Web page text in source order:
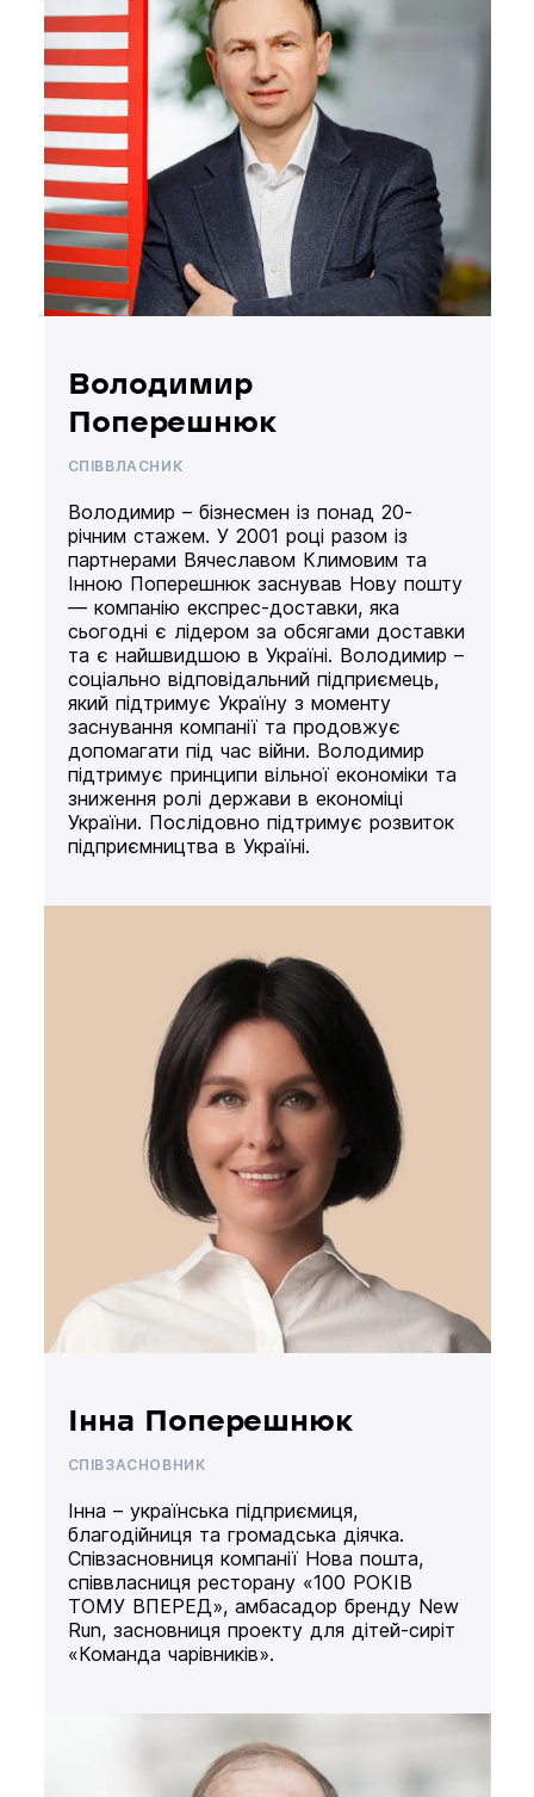
Володимир
Поперешнюк
СПІВВЛАСНИК
Володимир – бізнесмен із понад 20-
річним стажем. У 2001 році разом із
партнерами Вячеславом Климовим та
Інною Поперешнюк заснував Нову пошту
— компанію експрес-доставки, яка
сьогодні є лідером за обсягами доставки
та є найшвидшою в Україні. Володимир –
соціально відповідальний підприємець,
який підтримує Україну з моменту
заснування компанії та продовжує
допомагати під час війни. Володимир
підтримує принципи вільної економіки та
зниження ролі держави в економіці
України. Послідовно підтримує розвиток
підприємництва в Україні.
Інна Поперешнюк
СПІВЗАСНОВНИК
Інна – українська підприємиця,
благодійниця та громадська діячка.
Співзасновниця компанії Нова пошта,
співвласниця ресторану «100 РОКІВ
ТОМУ ВПЕРЕД», амбасадор бренду New
Run, засновниця проекту для дітей-сиріт
«Команда чарівників».